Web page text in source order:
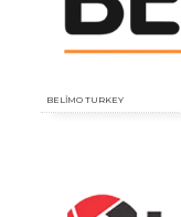
BELİMO TURKEY